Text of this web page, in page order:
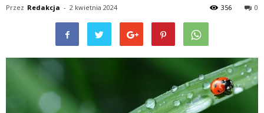
Przez Redakcja - 2 kwietnia 2024 0
356